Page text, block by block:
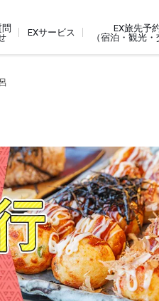
問
EXサービス
EX旅先予
（宿泊・観光・